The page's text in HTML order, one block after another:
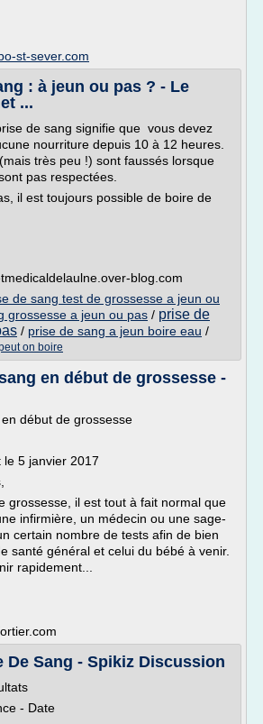
st-sever.com
: à jeun ou pas ? - Le
...
de sang signifie que vous devez
nourriture depuis 10 à 12 heures.
très peu !) sont faussés lorsque
pas respectées.
il est toujours possible de boire de
blog.com
de sang test de grossesse a jeun ou
grossesse a jeun ou pas / prise de
/ prise de sang a jeun boire eau /
on boire
en début de grossesse -
début de grossesse
le 5 janvier 2017
grossesse, il est tout à fait normal que
infirmière, un médecin ou une sage-
certain nombre de tests afin de bien
santé général et celui du bébé à venir.
rapidement...
De Sang - Spikiz Discussion
- Date